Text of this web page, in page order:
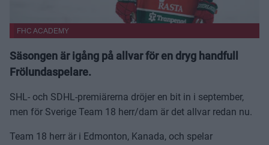
FHC ACADEMY
Säsongen är igång på allvar för en dryg handfull
Frölundaspelare.
SHL- och SDHL-premiärerna dröjer en bit in i september,
men för Sverige Team 18 herr/dam är det allvar redan nu.
Team 18 herr är i Edmonton, Kanada, och spelar